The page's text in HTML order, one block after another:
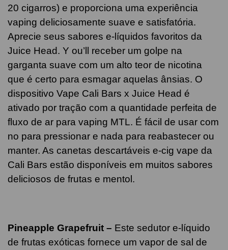
20 cigarros) e proporciona uma experiência
vaping deliciosamente suave e satisfatória.
Aprecie seus sabores e-líquidos favoritos da
Juice Head. Y ou’ll receber um golpe na
garganta suave com um alto teor de nicotina
que é certo para esmagar aquelas ânsias. O
dispositivo Vape Cali Bars x Juice Head é
ativado por tração com a quantidade perfeita de
fluxo de ar para vaping MTL. É fácil de usar com
no para pressionar e nada para reabastecer ou
manter. As canetas descartáveis ​​e-cig vape da
Cali Bars estão disponíveis em muitos sabores
deliciosos de frutas e mentol.
Pineapple Grapefruit – Este sedutor e-líquido
de frutas exóticas fornece um vapor de sal de